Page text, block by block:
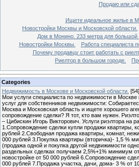
Продаю или
Ищете идеальное жилье в
Новостройки Москвы и Московской области.
Дом в Монино. 233 метра для большой
Новостройки Москвы.
Работа специалиста
Почему продавцу стоит работать с
Риелтор в большом городе.
Categories
Недвижимость в Москове и Московской области. [54]
Мои услуги специалиста по недвижимости в
услуг для собственников недвижимости:
Москва и Московская область и ищете хорошего
сопровождение сделки? Я тот, кто вам нужен.
– Цибискин Игорь Викторович. Услуги риэлтора на
1.Сопровождение сделки купли продажи квартиры,
рублей 2.Свободная продажа квартиры, комнат,
000 рублей 3.Покупка квартиры (вторичка)- 1,5 %
(продажа одной и покупка другой недвижимости
раздельных сделках получаем 2,5%+1% минимум
новостройке от 50 000 рублей 6.Сопровождение
000 рублей 7.Продажа участка, дачи, дома- 3 % от